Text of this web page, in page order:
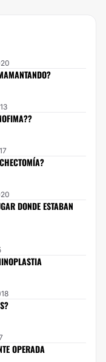
DONDE ESTABAN
OPERADA